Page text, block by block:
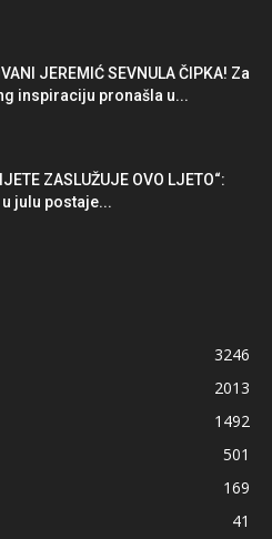
JEREMIĆ SEVNULA ČIPKA! Za
inspiraciju pronašla u...
ZASLUŽUJE OVO LJETO“:
u julu postaje...
3246
2013
1492
501
169
41